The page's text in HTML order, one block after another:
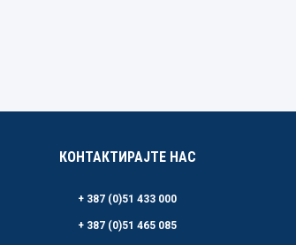
КОНТАКТИРАЈТЕ НАС
+ 387 (0)51 433 000
+ 387 (0)51 465 085